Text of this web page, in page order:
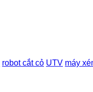
robot cắt cỏ UTV máy